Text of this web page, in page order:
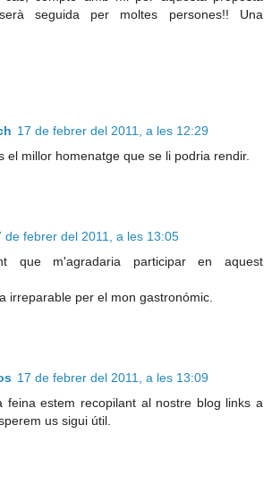
seguida per moltes persones!! Una
17 de febrer del 2011, a les 12:29
el millor homenatge que se li podria rendir.
de febrer del 2011, a les 13:05
que m'agradaria participar en aquest
irreparable per el mon gastronómic.
17 de febrer del 2011, a les 13:09
feina estem recopilant al nostre blog links a
us sigui útil.